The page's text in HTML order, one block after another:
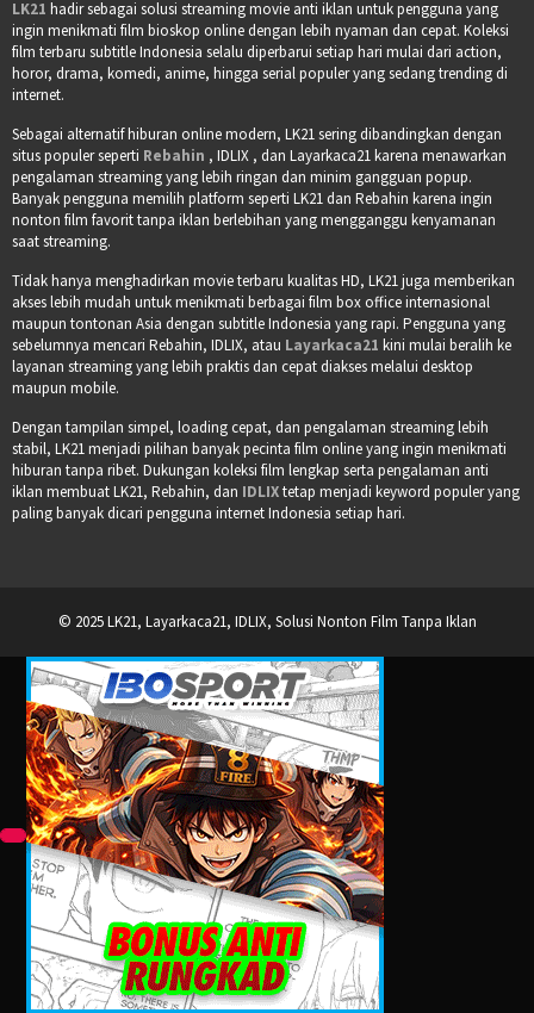
LK21 hadir sebagai solusi streaming movie anti iklan untuk pengguna yang
ingin menikmati film bioskop online dengan lebih nyaman dan cepat. Koleksi
film terbaru subtitle Indonesia selalu diperbarui setiap hari mulai dari action,
horor, drama, komedi, anime, hingga serial populer yang sedang trending di
internet.
Sebagai alternatif hiburan online modern, LK21 sering dibandingkan dengan
situs populer seperti Rebahin , IDLIX , dan Layarkaca21 karena menawarkan
pengalaman streaming yang lebih ringan dan minim gangguan popup.
Banyak pengguna memilih platform seperti LK21 dan Rebahin karena ingin
nonton film favorit tanpa iklan berlebihan yang mengganggu kenyamanan
saat streaming.
Tidak hanya menghadirkan movie terbaru kualitas HD, LK21 juga memberikan
akses lebih mudah untuk menikmati berbagai film box office internasional
maupun tontonan Asia dengan subtitle Indonesia yang rapi. Pengguna yang
sebelumnya mencari Rebahin, IDLIX, atau Layarkaca21 kini mulai beralih ke
layanan streaming yang lebih praktis dan cepat diakses melalui desktop
maupun mobile.
Dengan tampilan simpel, loading cepat, dan pengalaman streaming lebih
stabil, LK21 menjadi pilihan banyak pecinta film online yang ingin menikmati
hiburan tanpa ribet. Dukungan koleksi film lengkap serta pengalaman anti
iklan membuat LK21, Rebahin, dan IDLIXtetap menjadi keyword populer yang
paling banyak dicari pengguna internet Indonesia setiap hari.
© 2025 LK21, Layarkaca21, IDLIX, Solusi Nonton Film Tanpa Iklan